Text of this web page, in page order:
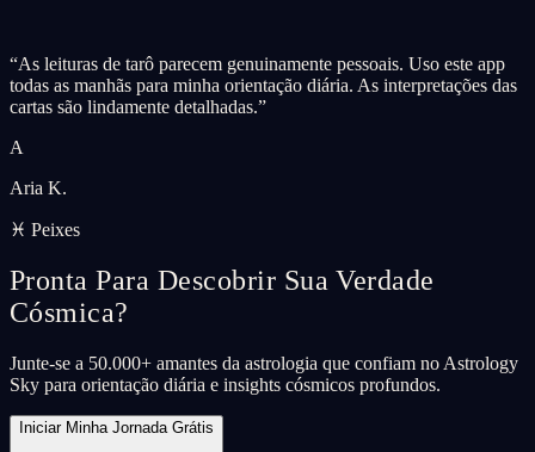
“As leituras de tarô parecem genuinamente pessoais. Uso este app
todas as manhãs para minha orientação diária. As interpretações das
cartas são lindamente detalhadas.”
A
Aria K.
♓ Peixes
Pronta Para Descobrir Sua Verdade
Cósmica?
Junte-se a 50.000+ amantes da astrologia que confiam no Astrology
Sky para orientação diária e insights cósmicos profundos.
Iniciar Minha Jornada Grátis